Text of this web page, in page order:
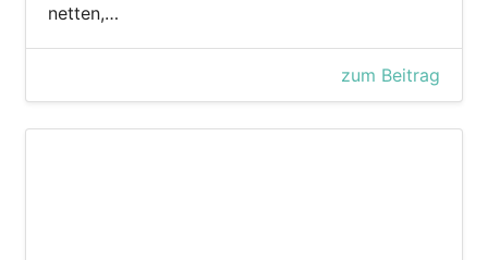
netten,…
zum Beitrag